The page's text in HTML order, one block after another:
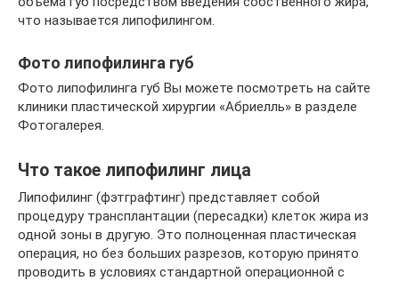
что называется липофилингом.
Фото липофилинга губ
Фото липофилинга губ Вы можете посмотреть на сайте
клиники пластической хирургии «Абриелль» в разделе
Фотогалерея.
Что такое липофилинг лица
Липофилинг (фэтграфтинг) представляет собой
процедуру трансплантации (пересадки) клеток жира из
одной зоны в другую. Это полноценная пластическая
операция, но без больших разрезов, которую принято
проводить в условиях стандартной операционной с